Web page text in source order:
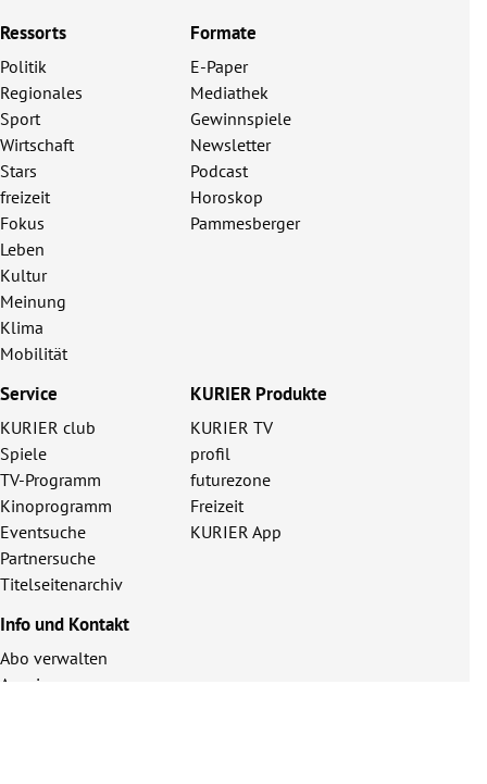
Ressorts
Politik
Regionales
Sport
Wirtschaft
Stars
freizeit
Fokus
Leben
Kultur
Meinung
Klima
Mobilität
Formate
E-Paper
Mediathek
Gewinnspiele
Newsletter
Podcast
Horoskop
Pammesberger
Service
KURIER club
Spiele
TV-Programm
Kinoprogramm
Eventsuche
Partnersuche
Titelseitenarchiv
KURIER Produkte
KURIER TV
profil
futurezone
Freizeit
KURIER App
Info und Kontakt
Abo verwalten
Anzeigen